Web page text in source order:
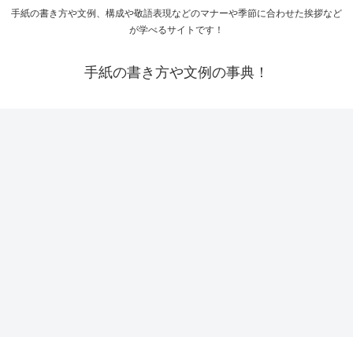
手紙の書き方や文例、構成や敬語表現などのマナーや季節に合わせた挨拶など
が学べるサイトです！
手紙の書き方や文例の事典！